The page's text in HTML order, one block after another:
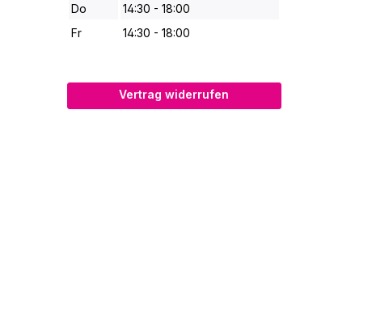
Do
14:30 - 18:00
Fr
14:30 - 18:00
Vertrag widerrufen